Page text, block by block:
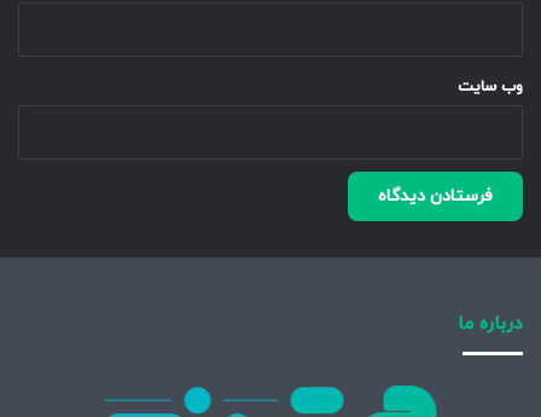
وب‌ سایت
درباره ما